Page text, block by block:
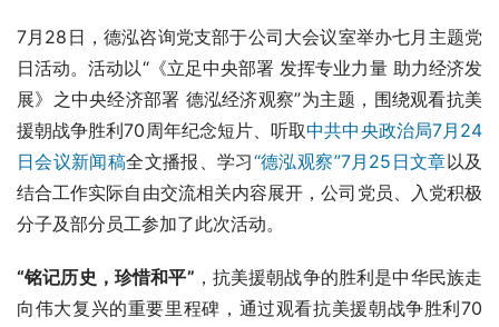
7月28日，德泓咨询党支部于公司大会议室举办七月主题党
日活动。活动以“《立足中央部署 发挥专业力量 助力经济发
展》之中央经济部署 德泓经济观察”为主题，围绕观看抗美
援朝战争胜利70周年纪念短片、听取中共中央政治局7月24
日会议新闻稿全文播报、学习“德泓观察”7月25日文章以及
结合工作实际自由交流相关内容展开，公司党员、入党积极
分子及部分员工参加了此次活动。
“铭记历史，珍惜和平” ，抗美援朝战争的胜利是中华民族走
向伟大复兴的重要里程碑，通过观看抗美援朝战争胜利70